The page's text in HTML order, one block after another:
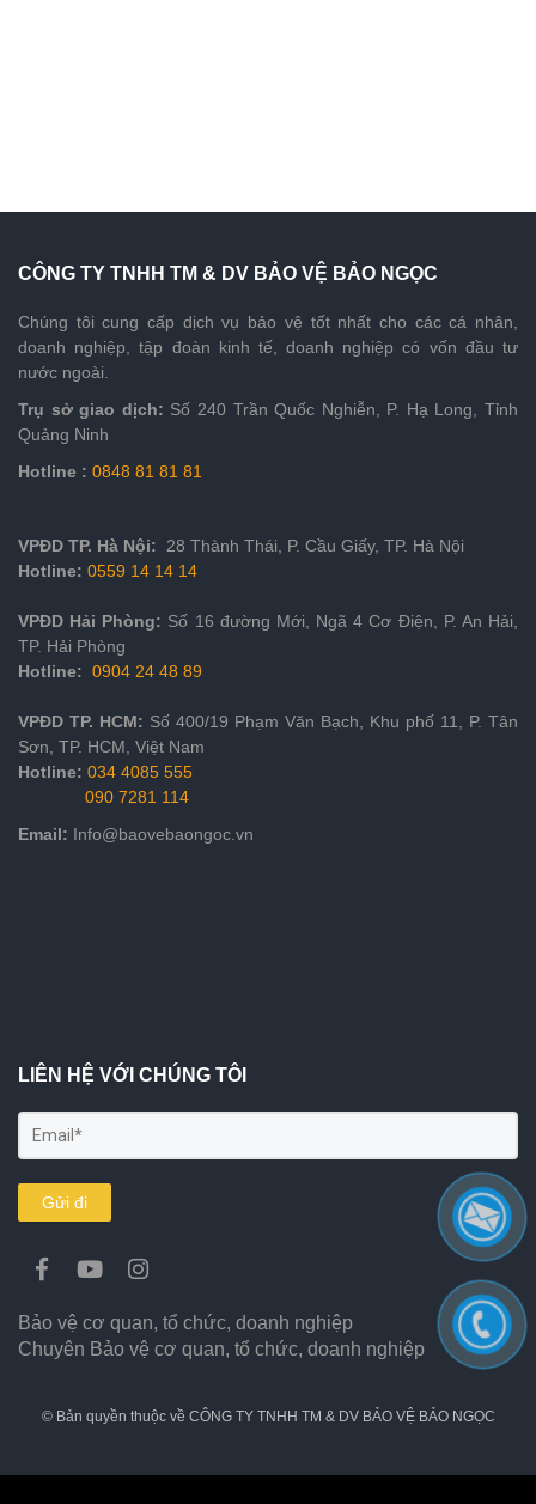
Bảo vệ cơ quan, tổ chức, doanh nghiệp
Chuyên Bảo vệ cơ quan, tổ chức, doanh nghiệp
CÔNG TY TNHH TM & DV BẢO VỆ BẢO NGỌC
Chúng tôi cung cấp dịch vụ bảo vệ tốt nhất cho các cá nhân,
doanh nghiệp, tập đoàn kinh tế, doanh nghiệp có vốn đầu tư
nước ngoài.
Trụ sở giao dịch: Số 240 Trần Quốc Nghiễn, P. Hạ Long, Tỉnh
Quảng Ninh
Hotline : 0848 81 81 81
VPĐD TP. Hà Nội:
28 Thành Thái, P. Cầu Giấy, TP. Hà Nội
Hotline: 0559 14 14 14
VPĐD Hải Phòng: Số 16 đường Mới, Ngã 4 Cơ Điện, P. An Hải,
TP. Hải Phòng
Hotline: 0904 24 48 89
VPĐD TP. HCM: Số 400/19 Phạm Văn Bạch, Khu phố 11, P. Tân
Sơn, TP. HCM, Việt Nam
Hotline: 034 4085 555
090 7281 114
Email: Info@baovebaongoc.vn
LIÊN HỆ VỚI CHÚNG TÔI
Gửi đi
© Bản quyền thuộc về CÔNG TY TNHH TM & DV BẢO VỆ BẢO NGỌC